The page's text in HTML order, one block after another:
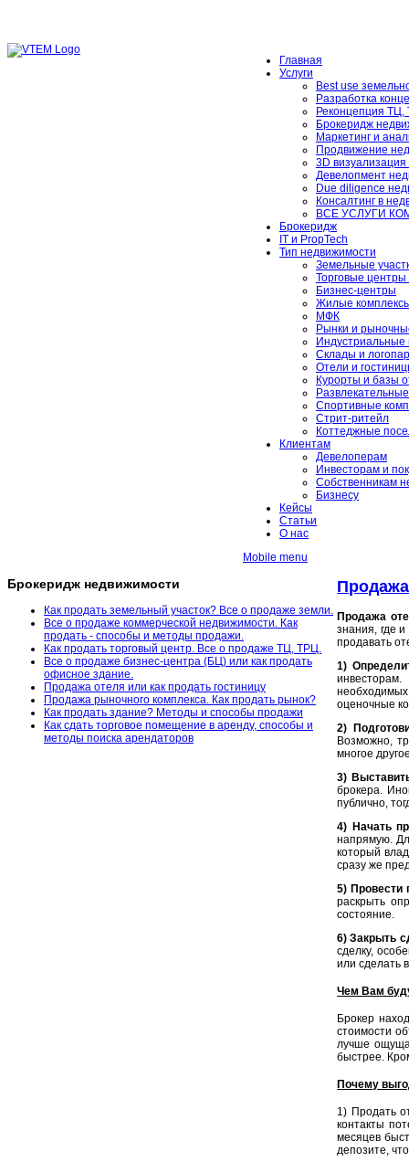
Главная
Услуги
Best use
Разработка
Реконцепция
Брокеридж
Маркетинг и
Продвижение
3D
Девелопмент
Due diligence
Консалтинг в
ВСЕ УСЛУГИ
Брокеридж
IT и PropTech
Тип недвижимости
Земельные
Торговые
Бизнес-центры
Жилые
МФК
Рынки и
Индустриальные
Склады и
Отели и
Курорты и базы
Спортивные
Стрит-ритейл
Коттеджные
Клиентам
Девелоперам
Инвесторам и
Собственникам
Бизнесу
Кейсы
Статьи
О нас
Mobile menu
Брокеридж недвижимости
Как продать земельный участок? Все о продаже земли.
Все о продаже коммерческой недвижимости. Как
продать - способы и методы продажи.
Как продать торговый центр. Все о продаже ТЦ, ТРЦ.
Все о продаже бизнес-центра (БЦ) или как продать
офисное здание.
Продажа отеля или как продать гостиницу
Продажа рыночного комплекса. Как продать рынок?
Как продать здание? Методы и способы продажи
Как сдать торговое помещение в аренду, способы и
методы поиска арендаторов
Продажа
знания, где
продавать
1)
инвесторам.
оценочные
2)
Возможно,
многое
3)
брокера.
публично,
4) Начать
напрямую.
который
сразу же
5) Провести
раскрыть
состояние.
6) Закрыть
сделку,
или сделать
Чем Вам
Брокер
стоимости
лучше
быстрее.
Почему
1) Продать
контакты
месяцев
депозите,